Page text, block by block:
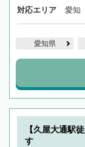
対応エリア 愛知
愛知県
【久屋大通駅
す